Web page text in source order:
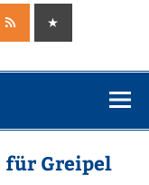
für Greipel